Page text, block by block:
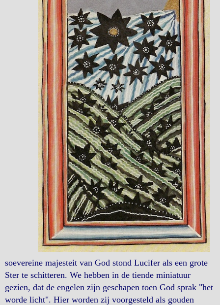
soevereine majesteit van God stond Lucifer als een grote
Ster te schitteren. We hebben in de tiende miniatuur
gezien, dat de engelen zijn geschapen toen God sprak "het
worde licht". Hier worden zij voorgesteld als gouden